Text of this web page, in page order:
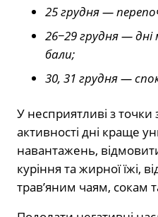
25 грудня —
26−29 грудня — дні
бали;
30, 31 грудня —
У несприятливі з точки
активності дні краще
навантажень,
куріння та жирної їжі,
трав’яним чаям, сокам